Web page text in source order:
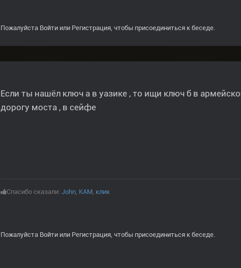
Пожалуйста Войти или Регистрация, чтобы присоединиться к беседе.
Если ты нашёл ключ а в уазике , то ищи ключ б в
дорогу моста , в сейфе
Спасибо сказали: John, KAM, клик
Пожалуйста Войти или Регистрация, чтобы присоединиться к беседе.